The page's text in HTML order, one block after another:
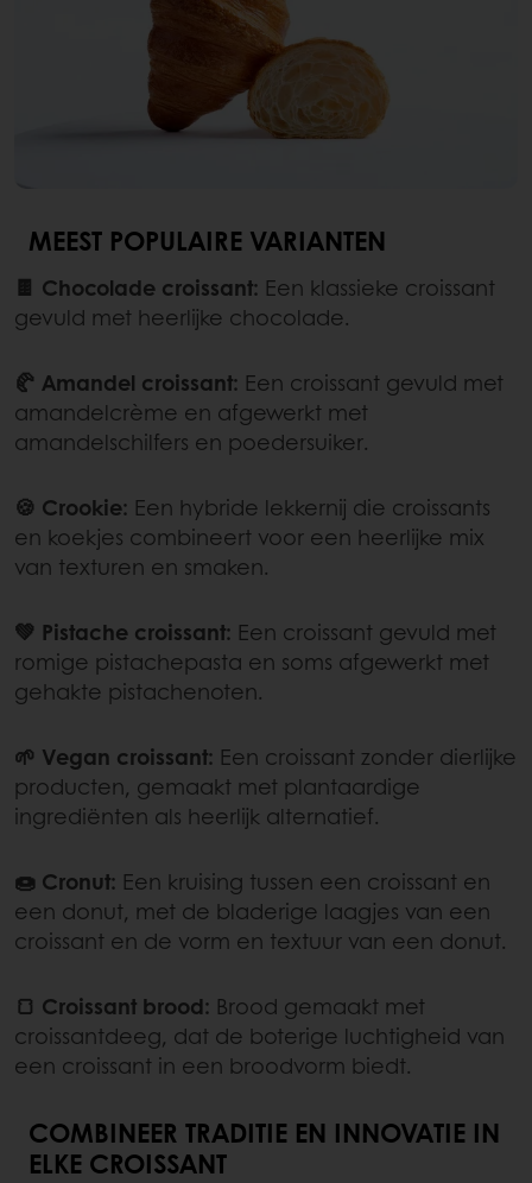
MEEST POPULAIRE VARIANTEN
🍫 Chocolade croissant: Een klassieke croissant
gevuld met heerlijke chocolade.
🥐 Amandel croissant: Een croissant gevuld met
amandelcrème en afgewerkt met
amandelschilfers en poedersuiker.
🍪 Crookie: Een hybride lekkernij die croissants
en koekjes combineert voor een heerlijke mix
van texturen en smaken.
💚 Pistache croissant: Een croissant gevuld met
romige pistachepasta en soms afgewerkt met
gehakte pistachenoten.
🌱 Vegan croissant: Een croissant zonder dierlijke
producten, gemaakt met plantaardige
ingrediënten als heerlijk alternatief.
🍩 Cronut: Een kruising tussen een croissant en
een donut, met de bladerige laagjes van een
croissant en de vorm en textuur van een donut.
🍞 Croissant brood: Brood gemaakt met
croissantdeeg, dat de boterige luchtigheid van
een croissant in een broodvorm biedt.
COMBINEER TRADITIE EN INNOVATIE IN
ELKE CROISSANT